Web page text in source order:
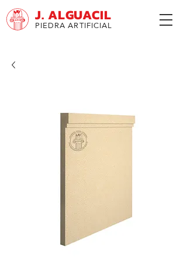
PIEDRA ARTIFICIAL
J. ALGUACIL